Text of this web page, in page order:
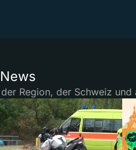
Region, der Schweiz und